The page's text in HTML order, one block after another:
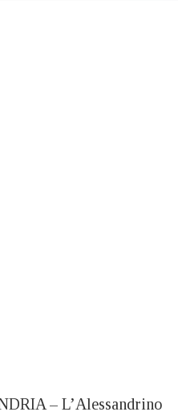
– L’Alessandrino